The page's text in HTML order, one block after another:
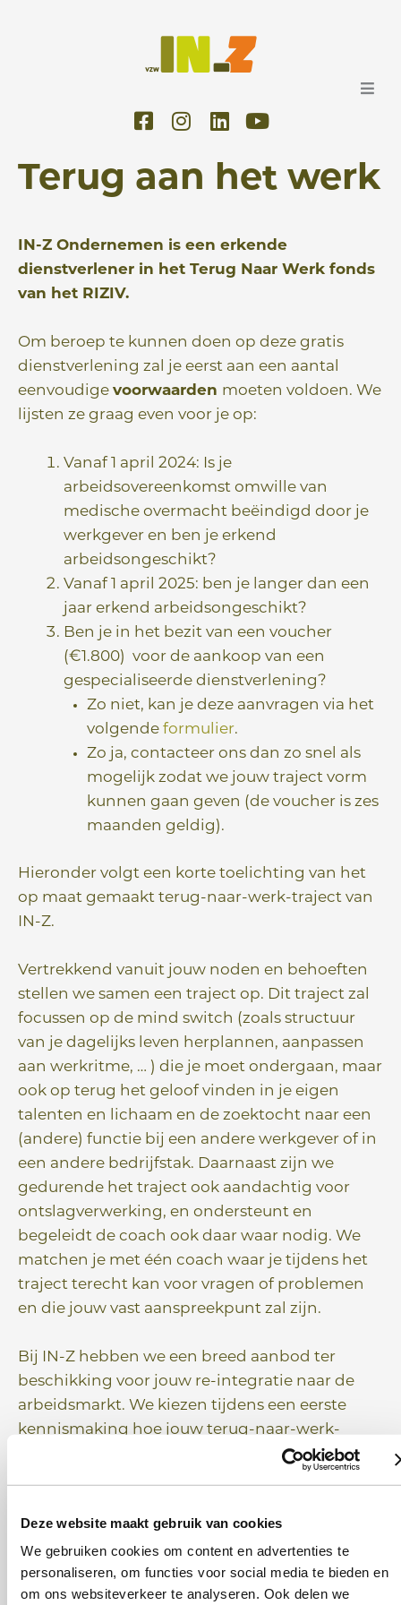
Deze website maakt gebruik van cookies
We gebruiken cookies om content en advertenties te
personaliseren, om functies voor social media te bieden en
om ons websiteverkeer te analyseren. Ook delen we
F
a
e
o
k
u
a
r
e
I
n
t
r
a
L
i
n
k
i
n
Y
o
t
e
Terug aan het werk
IN-Z Ondernemen is een erkende
dienstverlener in het Terug Naar Werk fonds
van het RIZIV.
Om beroep te kunnen doen op deze gratis
dienstverlening zal je eerst aan een aantal
eenvoudige voorwaarden moeten voldoen. We
lijsten ze graag even voor je op:
Vanaf 1 april 2024: Is je
arbeidsovereenkomst omwille van
medische overmacht beëindigd door je
werkgever en ben je erkend
arbeidsongeschikt?
Vanaf 1 april 2025: ben je langer dan een
jaar erkend arbeidsongeschikt?
Ben je in het bezit van een voucher
(€1.800) voor de aankoop van een
gespecialiseerde dienstverlening?
Zo niet, kan je deze aanvragen via het
volgende formulier.
Zo ja, contacteer ons dan zo snel als
mogelijk zodat we jouw traject vorm
kunnen gaan geven (de voucher is zes
maanden geldig).
Hieronder volgt een korte toelichting van het
op maat gemaakt terug-naar-werk-traject van
IN-Z.
Vertrekkend vanuit jouw noden en behoeften
stellen we samen een traject op. Dit traject zal
focussen op de mind switch (zoals structuur
van je dagelijks leven herplannen, aanpassen
aan werkritme, … ) die je moet ondergaan, maar
ook op terug het geloof vinden in je eigen
talenten en lichaam en de zoektocht naar een
(andere) functie bij een andere werkgever of in
een andere bedrijfstak. Daarnaast zijn we
gedurende het traject ook aandachtig voor
ontslagverwerking, en ondersteunt en
begeleidt de coach ook daar waar nodig. We
matchen je met één coach waar je tijdens het
traject terecht kan voor vragen of problemen
en die jouw vast aanspreekpunt zal zijn.
Bij IN-Z hebben we een breed aanbod ter
beschikking voor jouw re-integratie naar de
arbeidsmarkt. We kiezen tijdens een eerste
kennismaking hoe jouw terug-naar-werk-
traject eruit zal zien: voornamelijk individuele-
Dit is alvast een greep uit het aanbod van
thema’s die aan bod kunnen komen tijdens
een terug-naar-werk-traject: verkennen van